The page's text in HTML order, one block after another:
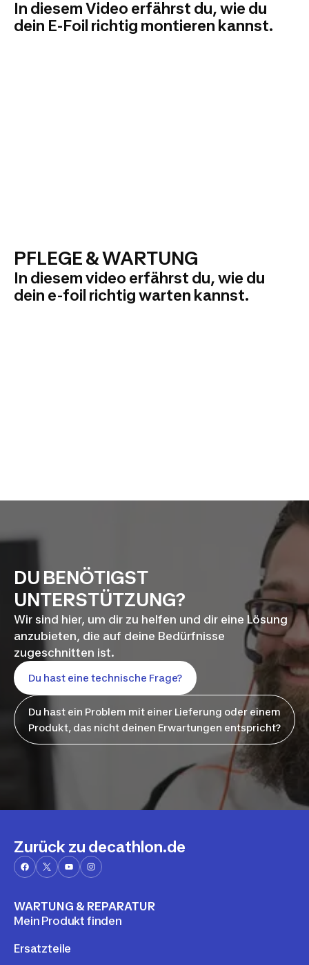
In diesem Video erfährst du, wie du
dein E-Foil richtig montieren kannst.
PFLEGE & WARTUNG
In diesem video erfährst du, wie du
dein e-foil richtig warten kannst.
DU BENÖTIGST
UNTERSTÜTZUNG?
Wir sind hier, um dir zu helfen und dir eine Lösung
anzubieten, die auf deine Bedürfnisse
zugeschnitten ist.
Du hast eine technische Frage?
Du hast ein Problem mit einer Lieferung oder einem
Produkt, das nicht deinen Erwartungen entspricht?
Zurück zu decathlon.de
WARTUNG & REPARATUR
Mein Produkt finden
Ersatzteile